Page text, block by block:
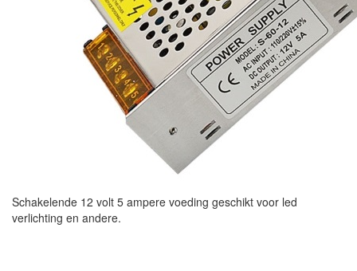
Schakelende 12 volt 5 ampere voeding geschikt voor led
verlichting en andere.